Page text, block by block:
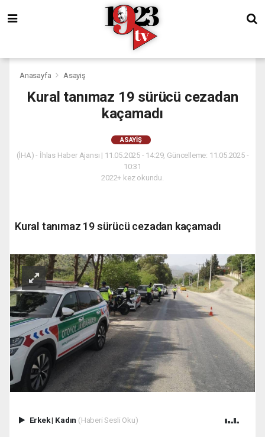
Anasayfa Asayiş
Kural tanımaz 19 sürücü cezadan
kaçamadı
ASAYIŞ
(İHA) - İhlas Haber Ajansı | 11.05.2025 - 14:29, Güncelleme: 11.05.2025 -
10:31
2022+ kez okundu.
Kural tanımaz 19 sürücü cezadan kaçamadı
Erkek| Kadın (Haberi Sesli Oku)